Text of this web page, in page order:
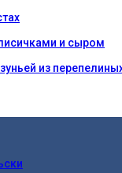
и сыром
из